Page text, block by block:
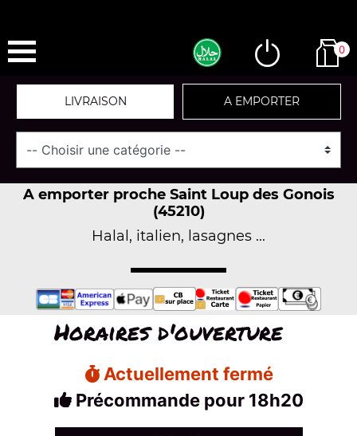
0
LIVRAISON A EMPORTER
A emporter proche Saint Loup des Gonois
(45210)
Halal, italien, lasagnes ...
Horaires d'ouverture
Actuellement fermé
Précommande pour 18h20